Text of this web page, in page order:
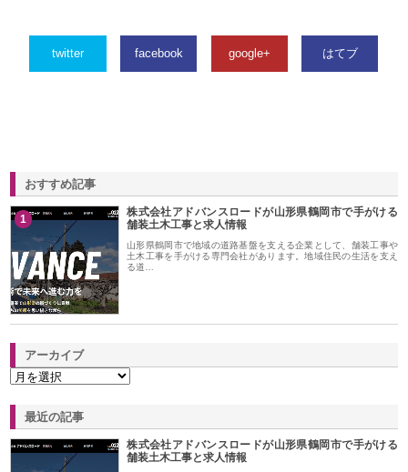
twitter facebook google+ はてブ
おすすめ記事
1
株式会社アドバンスロードが山形県鶴岡市で手がける
舗装土木工事と求人情報
山形県鶴岡市で地域の道路基盤を支える企業として、舗装工事や
土木工事を手がける専門会社があります。地域住民の生活を支え
る道…
アーカイブ
最近の記事
株式会社アドバンスロードが山形県鶴岡市で手がける
舗装土木工事と求人情報